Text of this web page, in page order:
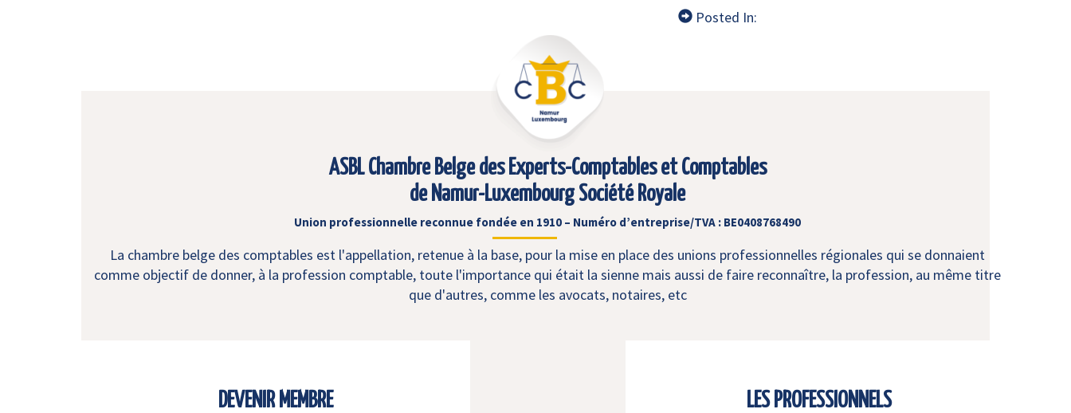
Posted In:
ASBL Chambre Belge des Experts-Comptables et Comptables
de Namur-Luxembourg Société Royale
Union professionnelle reconnue fondée en 1910 – Numéro d’entreprise/TVA : BE0408768490
La chambre belge des comptables est l'appellation, retenue à la base, pour la mise en place des unions professionnelles régionales qui se donnaient
comme objectif de donner, à la profession comptable, toute l'importance qui était la sienne mais aussi de faire reconnaître, la profession, au même titre
que d'autres, comme les avocats, notaires, etc
DEVENIR MEMBRE LES PROFESSIONNELS